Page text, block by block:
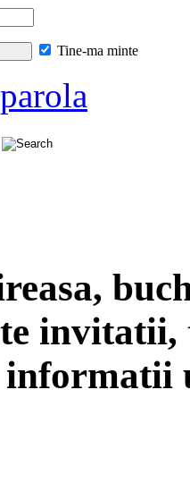
Tine-ma minte
informatii